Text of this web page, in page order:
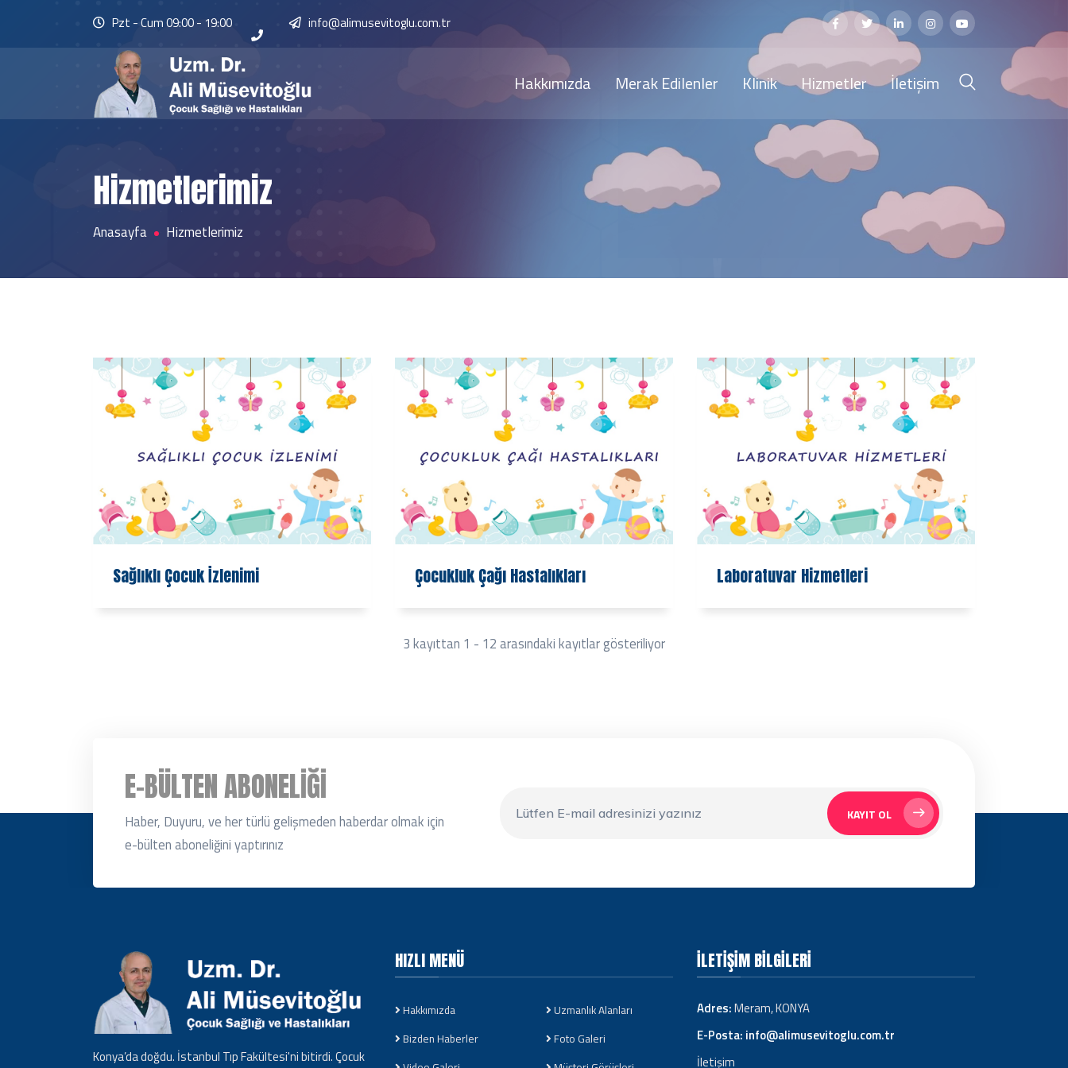
Pzt - Cum 09:00 - 19:00 info@alimusevitoglu.com.tr
Hakkımızda Merak Edilenler Klinik Hizmetler İletişim
Hizmetlerimiz
Anasayfa Hizmetlerimiz
Sağlıklı Çocuk İzlenimi Çocukluk Çağı Hastalıkları Laboratuvar Hizmetleri
3 kayıttan 1 - 12 arasındaki kayıtlar gösteriliyor
E-BÜLTEN ABONELIĞI
Haber, Duyuru, ve her türlü gelişmeden haberdar olmak için
e-bülten aboneliğini yaptırınız
KAYIT OL
Konya’da doğdu. İstanbul Tıp Fakültesi'ni bitirdi. Çocuk
HIZLI MENÜ
Hakkımızda
Uzmanlık Alanları
Bizden Haberler
Foto Galeri
İLETIŞIM BILGILERI
Adres:Meram, KONYA
E-Posta: info@alimusevitoglu.com.tr
İletişim